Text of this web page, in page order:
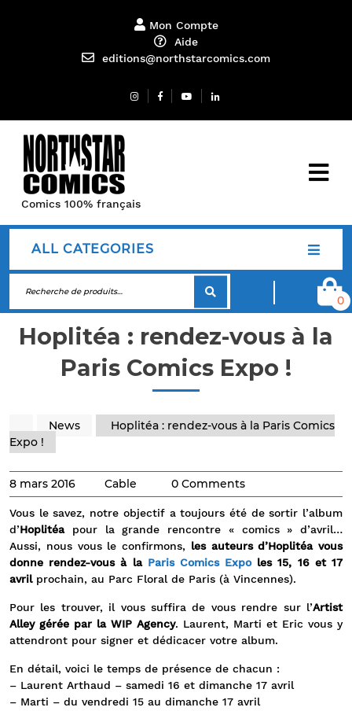
Mon Compte
Aide
editions@northstarcomics.com
Comics 100% français
ALL CATEGORIES
0
Hoplitéa : rendez-vous à la
Paris Comics Expo !
News
Hoplitéa : rendez-vous à la Paris Comics
Expo !
8 mars 2016 Cable 0 Comments
Vous le savez, notre objectif a toujours été de sortir l’album
d’Hoplitéapour la grande rencontre « comics » d’avril…
Aussi, nous vous le confirmons, les auteurs d’Hoplitéa vous
donne rendez-vous à la Paris Comics Expoles 15, 16 et 17
avrilprochain, au Parc Floral de Paris (à Vincennes).
Pour les trouver, il vous suffira de vous rendre sur l’Artist
Alley gérée par la WIP Agency. Laurent, Marti et Eric vous y
attendront pour signer et dédicacer votre album.
En détail, voici le temps de présence de chacun :
– Laurent Arthaud – samedi 16 et dimanche 17 avril
– Marti – du vendredi 15 au dimanche 17 avril